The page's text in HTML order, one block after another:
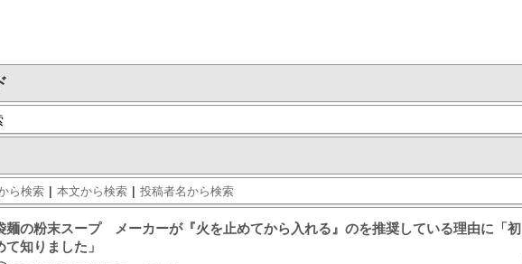
ら検索 | 本文から検索 | 投稿者名から検索
麺の粉末スープ メーカーが『火を止めてから入れる』のを推奨している理由に「初
て知りました」